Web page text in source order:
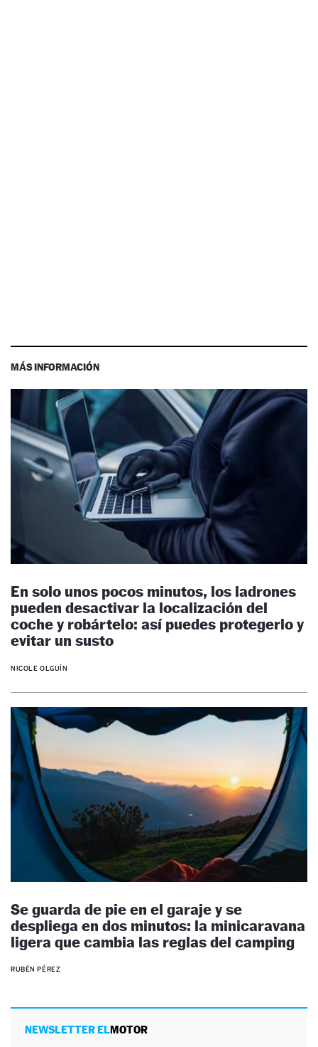
MÁS INFORMACIÓN
En solo unos pocos minutos, los ladrones
pueden desactivar la localización del
coche y robártelo: así puedes protegerlo y
evitar un susto
NICOLE OLGUÍN
Se guarda de pie en el garaje y se
despliega en dos minutos: la minicaravana
ligera que cambia las reglas del camping
RUBÉN PÉREZ
NEWSLETTER ELMOTOR